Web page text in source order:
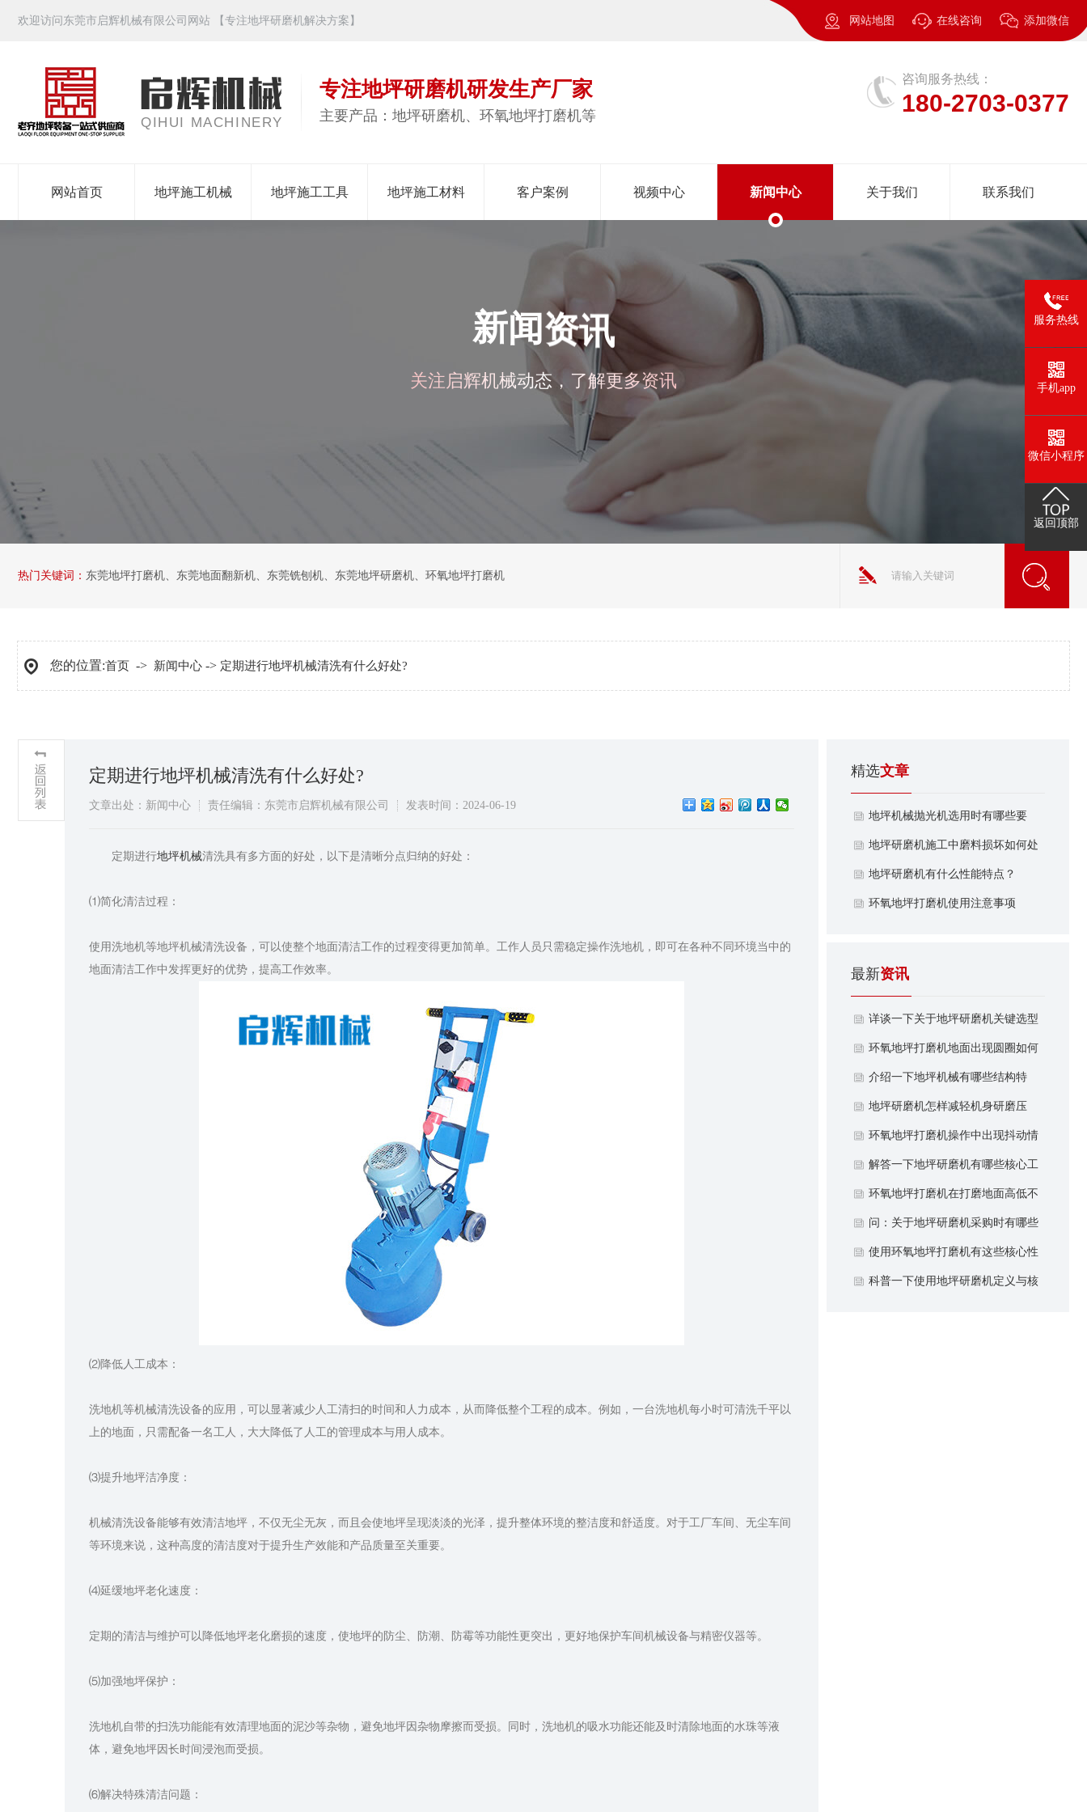
欢迎访问东莞市启辉机械有限公司网站 【专注地坪研磨机解决方案】 网站地图 在线咨询 添加微信
QIHUI MACHINERY
专注地坪研磨机研发生产厂家
主要产品：地坪研磨机、环氧地坪打磨机等
咨询服务热线：
180-2703-0377
网站首页 地坪施工机械 地坪施工工具 地坪施工材料 客户案例 视频中心 新闻中心 关于我们 联系我们
新闻资讯
关注启辉机械动态，了解更多资讯
热门关键词： 东莞地坪打磨机、 东莞地面翻新机、 东莞铣刨机、 东莞地坪研磨机、 环氧地坪打磨机
您的位置:首页 -> 新闻中心 -> 定期进行地坪机械清洗有什么好处?
定期进行地坪机械清洗有什么好处?
文章出处：新闻中心 责任编辑：东莞市启辉机械有限公司 发表时间：2024-06-19
​定期进行地坪机械清洗具有多方面的好处，以下是清晰分点归纳的好处：
⑴简化清洁过程：
使用洗地机等地坪机械清洗设备，可以使整个地面清洁工作的过程变得更加简单。工作人员只需稳定操作洗地机，即可在各种不同环境当中的
地面清洁工作中发挥更好的优势，提高工作效率。
⑵降低人工成本：
洗地机等机械清洗设备的应用，可以显著减少人工清扫的时间和人力成本，从而降低整个工程的成本。例如，一台洗地机每小时可清洗千平以
上的地面，只需配备一名工人，大大降低了人工的管理成本与用人成本。
⑶提升地坪洁净度：
机械清洗设备能够有效清洁地坪，不仅无尘无灰，而且会使地坪呈现淡淡的光泽，提升整体环境的整洁度和舒适度。对于工厂车间、无尘车间
等环境来说，这种高度的清洁度对于提升生产效能和产品质量至关重要。
⑷延缓地坪老化速度：
定期的清洁与维护可以降低地坪老化磨损的速度，使地坪的防尘、防潮、防霉等功能性更突出，更好地保护车间机械设备与精密仪器等。
⑸加强地坪保护：
洗地机自带的扫洗功能能有效清理地面的泥沙等杂物，避免地坪因杂物摩擦而受损。同时，洗地机的吸水功能还能及时清除地面的水珠等液
体，避免地坪因长时间浸泡而受损。
⑹解决特殊清洁问题：
精选文章
地坪机械抛光机选用时有哪些要
求？
地坪研磨机施工中磨料损坏如何处
理？
地坪研磨机有什么性能特点？
​环氧地坪打磨机使用注意事项
最新资讯
详谈一下关于地坪研磨机关键选型
参数有哪些？
环氧地坪打磨机地面出现圆圈如何
处理解决？
介绍一下地坪机械有哪些结构特
点？
地坪研磨机怎样减轻机身研磨压
力？
环氧地坪打磨机操作中出现抖动情
况如何控制？
解答一下地坪研磨机有哪些核心工
作原理？
环氧地坪打磨机在打磨地面高低不
平情况下注意什么？
问：关于地坪研磨机采购时有哪些
注意细节？
使用环氧地坪打磨机有这些核心性
能优势？
科普一下使用地坪研磨机定义与核
服务热线
手机app
微信小程序
返回顶部